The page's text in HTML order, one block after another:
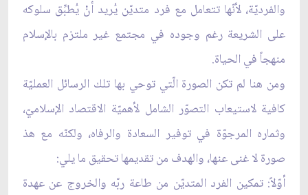
والفرديّة، لأنّها تتعامل مع فرد متديّن يُريد أنْ يُطبِّق سلوكه
على الشريعة رغم وجوده في مجتمع غير ملتزم بالإسلام
منهجاً في الحياة.
ومن هنا لم تكن الصورة الّتي توحي بها تلك الرسائل العمليّة
كافية لاستيعاب التصوّر الشامل لأهميّة الاقتصاد الإسلاميّ،
وثماره المرجوّة في توفير السعادة والرفاه، ولكنّه مع هذ
صورة لا غنى عنها، والهدف من تقديمها تحقيق ما يلي:
أوّلاً: تمكين الفرد المتديّن من طاعة ربّه والخروج عن عهدة